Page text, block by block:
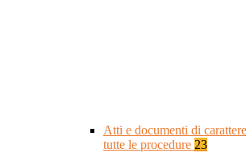
Atti e documenti di
tutte le procedure 23